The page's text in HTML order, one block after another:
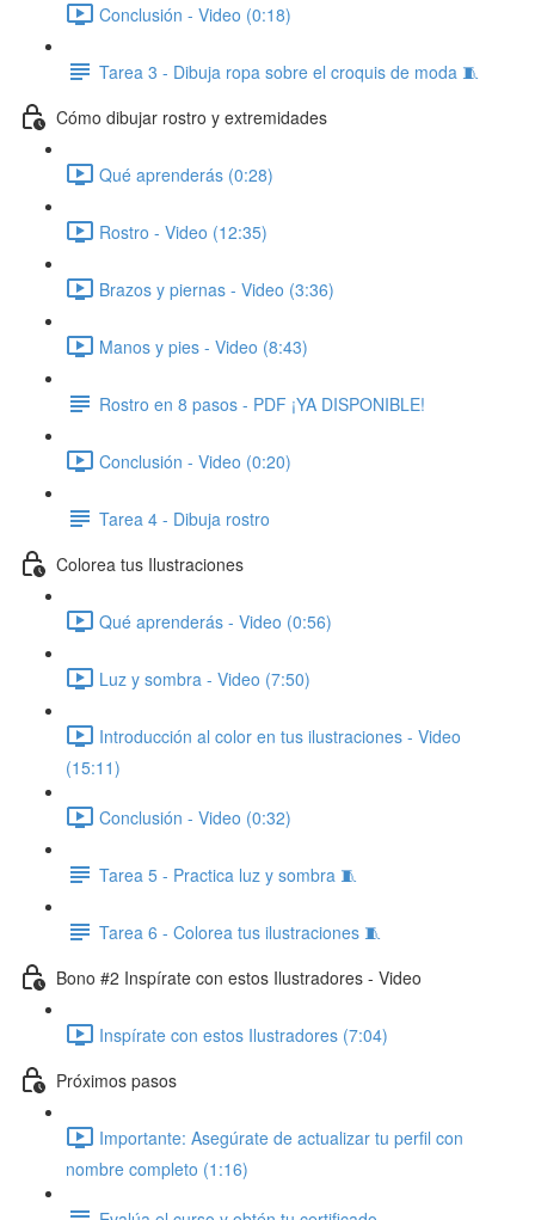
Conclusión - Video (0:18)
Tarea 3 - Dibuja ropa sobre el croquis de moda 🧵
Cómo dibujar rostro y extremidades
Qué aprenderás (0:28)
Rostro - Video (12:35)
Brazos y piernas - Video (3:36)
Manos y pies - Video (8:43)
Rostro en 8 pasos - PDF ¡YA DISPONIBLE!
Conclusión - Video (0:20)
Tarea 4 - Dibuja rostro
Colorea tus Ilustraciones
Qué aprenderás - Video (0:56)
Luz y sombra - Video (7:50)
Introducción al color en tus ilustraciones - Video
(15:11)
Conclusión - Video (0:32)
Tarea 5 - Practica luz y sombra 🧵
Tarea 6 - Colorea tus ilustraciones 🧵
Bono #2 Inspírate con estos Ilustradores - Video ​
Inspírate con estos Ilustradores (7:04)
Próximos pasos
Importante: Asegúrate de actualizar tu perfil con
nombre completo (1:16)